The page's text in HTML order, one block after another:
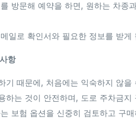
방문해 예약을 하면, 원하는 차종
일로 확인서와 필요한 정보를 받게
항
기 때문에, 처음에는 익숙하지 않
하는 것이 안전하며, 도로 주차금지
보험 옵션을 신중히 검토하고 구